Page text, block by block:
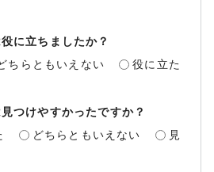
に立ちましたか？
ちらともいえない
役に立た
つけやすかったですか？
どちらともいえない
見